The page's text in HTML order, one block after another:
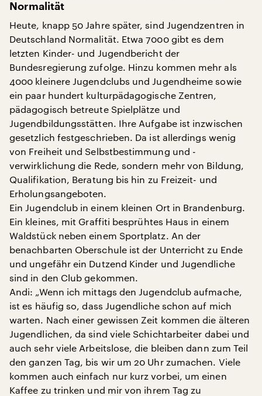
Normalität
Heute, knapp 50 Jahre später, sind Jugendzentren in
Deutschland Normalität. Etwa 7000 gibt es dem
letzten Kinder- und Jugendbericht der
Bundesregierung zufolge. Hinzu kommen mehr als
4000 kleinere Jugendclubs und Jugendheime sowie
ein paar hundert kulturpädagogische Zentren,
pädagogisch betreute Spielplätze und
Jugendbildungsstätten. Ihre Aufgabe ist inzwischen
gesetzlich festgeschrieben. Da ist allerdings wenig
von Freiheit und Selbstbestimmung und -
verwirklichung die Rede, sondern mehr von Bildung,
Qualifikation, Beratung bis hin zu Freizeit- und
Erholungsangeboten.
Ein Jugendclub in einem kleinen Ort in Brandenburg.
Ein kleines, mit Graffiti besprühtes Haus in einem
Waldstück neben einem Sportplatz. An der
benachbarten Oberschule ist der Unterricht zu Ende
und ungefähr ein Dutzend Kinder und Jugendliche
sind in den Club gekommen.
Andi: „Wenn ich mittags den Jugendclub aufmache,
ist es häufig so, dass Jugendliche schon auf mich
warten. Nach einer gewissen Zeit kommen die älteren
Jugendlichen, da sind viele Schichtarbeiter dabei und
auch sehr viele Arbeitslose, die bleiben dann zum Teil
den ganzen Tag, bis wir um 20 Uhr zumachen. Viele
kommen auch einfach nur kurz vorbei, um einen
Kaffee zu trinken und mir von ihrem Tag zu